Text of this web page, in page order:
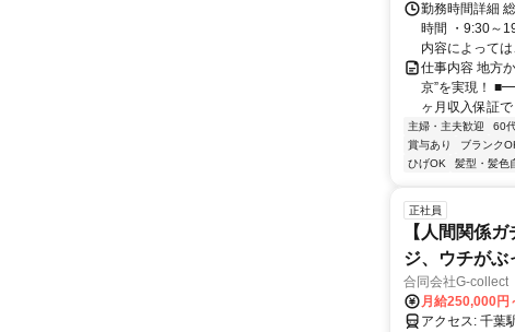
勤務時間詳細
時間 ・9:30～
内容によって
仕事内容 地方
京”を実現
ヶ月収入保証
主婦・主夫歓迎 60
賞与あり
ブランク
ひげOK
髪型・髪色
正社員
【人間関係
ジ、ウチがぶ
合同会社G-collect
月給250,000円